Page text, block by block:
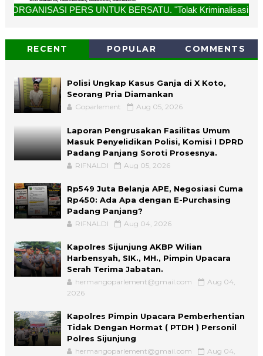
PERS UNTUK BERSATU. "Tolak Kriminalisasi Jurnalis,
RECENT POPULAR COMMENTS
Polisi Ungkap Kasus Ganja di X Koto,
Seorang Pria Diamankan
Goparlement Aug 05, 2026
Laporan Pengrusakan Fasilitas Umum
Masuk Penyelidikan Polisi, Komisi I DPRD
Padang Panjang Soroti Prosesnya.
RIFNALDI Aug 05, 2026
Rp549 Juta Belanja APE, Negosiasi Cuma
Rp450: Ada Apa dengan E-Purchasing
Padang Panjang?
RIFNALDI Aug 04, 2026
Kapolres Sijunjung AKBP Wilian
Harbensyah, SIK., MH., Pimpin Upacara
Serah Terima Jabatan.
hermangoparlement@gmail.com
Aug 04,
2026
Kapolres Pimpin Upacara Pemberhentian
Tidak Dengan Hormat ( PTDH ) Personil
Polres Sijunjung
hermangoparlement@gmail.com
Aug 04,